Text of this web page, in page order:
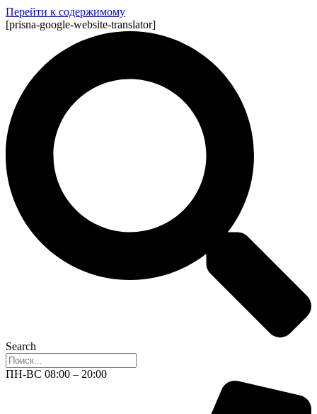
Перейти к содержимому
[prisna-google-website-translator]
Search
ПН-ВС 08:00 – 20:00